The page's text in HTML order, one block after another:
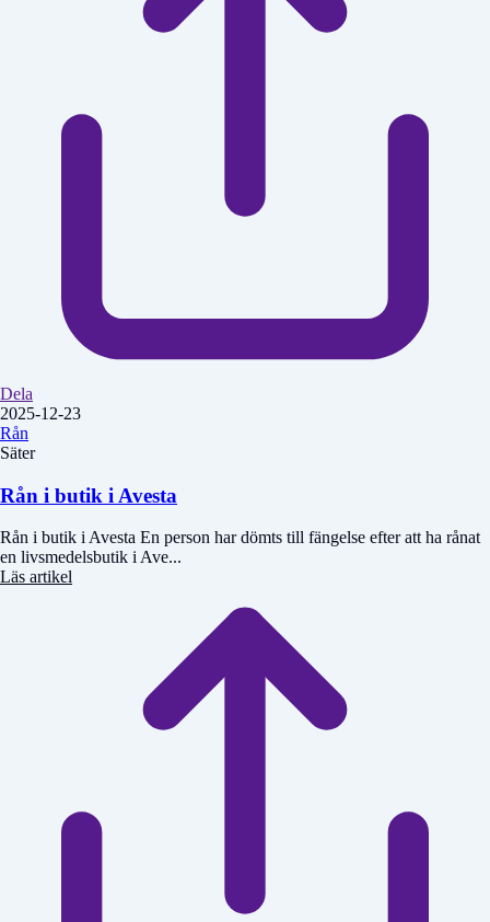
Dela
2025-12-23
Rån
Säter
Rån i butik i Avesta
Rån i butik i Avesta En person har dömts till fängelse efter att ha rånat
en livsmedelsbutik i Ave...
Läs artikel